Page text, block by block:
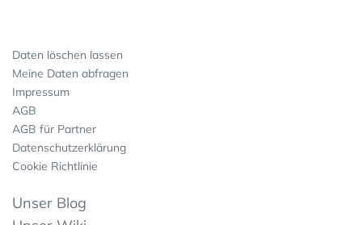
Daten löschen lassen
Meine Daten abfragen
Impressum
AGB
AGB für Partner
Datenschutzerklärung
Cookie Richtlinie
Unser Blog